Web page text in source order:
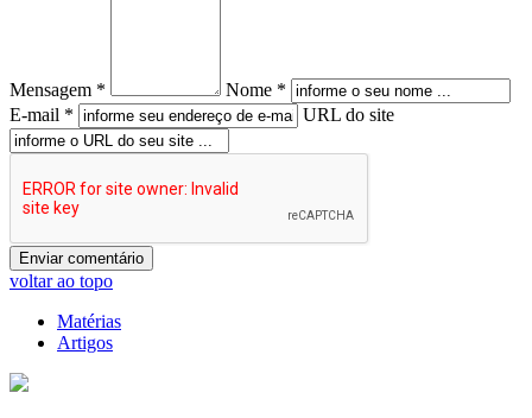
Mensagem *
Nome *
E-mail *
URL do site
voltar ao topo
Matérias
Artigos